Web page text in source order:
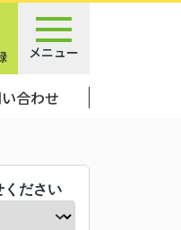
メニュー
合わせ
ください